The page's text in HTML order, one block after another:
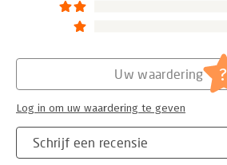
het HR-werk en de vereiste
HR-adviseur zelf;
- welke concrete interventies nodig zijn
en ontwikkelen, in-, door- en uitstroom,
gewenste veranderingen door te kunnen
De in dit boek beschreven hulpmiddelen
toekomstige HR-adviseurs een 'up to
Schrijf een recensie
Uw waardering ?
Log in om uw waardering te geven